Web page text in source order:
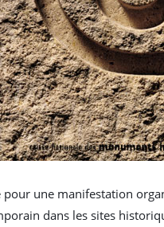
pour une manifestation
dans les sites